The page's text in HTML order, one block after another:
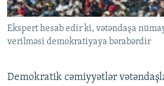
AZADLIQRADIOSU MOBIL TELEFONUNUZDA
BIZIMLƏ ƏLAQƏ
RFE/RL-in bütün saytları
Ekspert hesab edir ki, vətəndaşa
verilməsi demokratiyaya bərabərdir
Demokratik cəmiyyətlər